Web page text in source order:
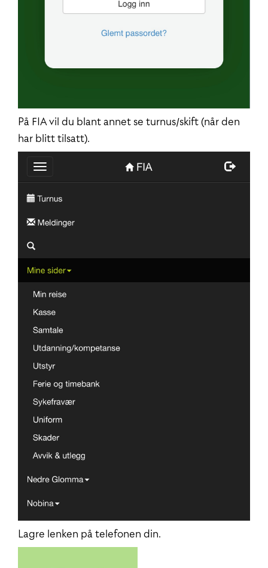
På FIA vil du blant annet se turnus/skift (når den
har blitt tilsatt).
Lagre lenken på telefonen din.